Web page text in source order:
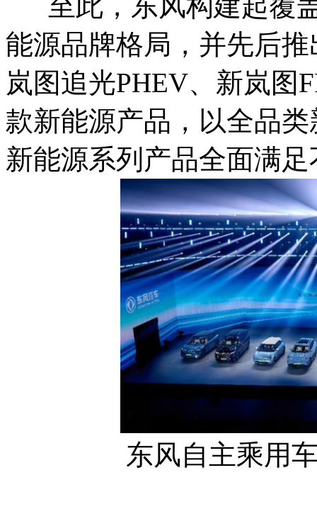
至此，东风构建起覆
能源品牌格局，并先后
岚图追光PHEV、新岚图
款新能源产品，以全品
新能源系列产品全面满
东风自主乘用